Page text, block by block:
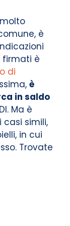
è
firmati è
di
è
in saldo
Ma è
simili,
in cui
Trovate